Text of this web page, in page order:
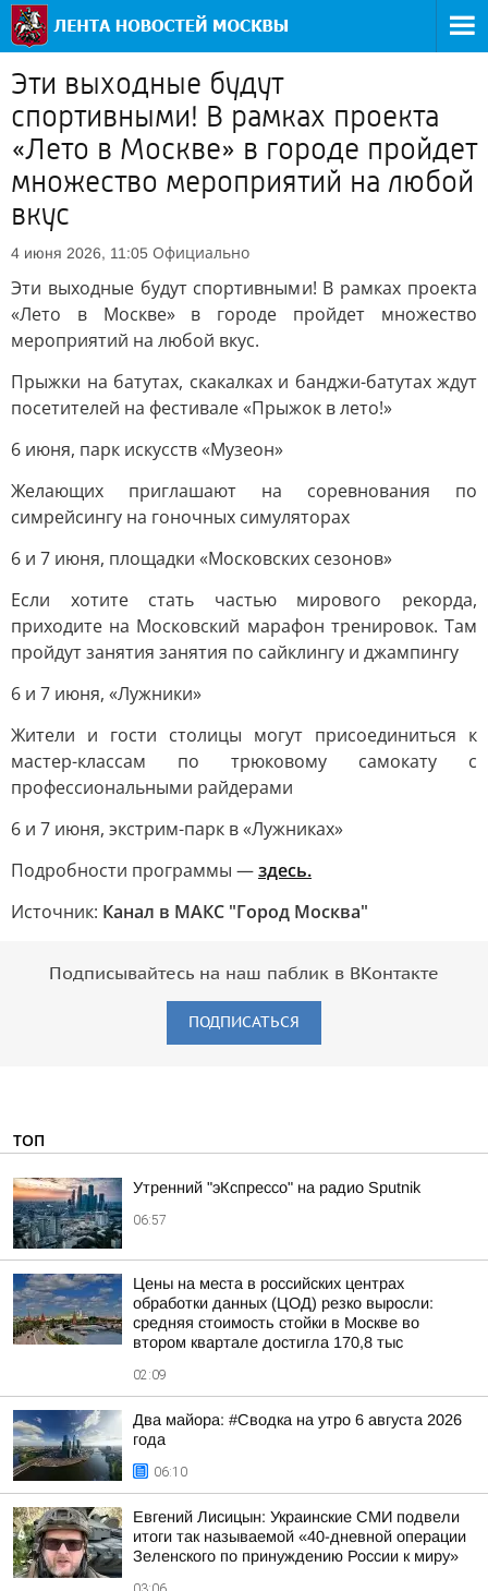
Эти выходные будут
спортивными! В рамках проекта
«Лето в Москве» в городе пройдет
множество мероприятий на любой
вкус
4 июня 2026, 11:05 Официально
Эти выходные будут спортивными! В рамках проекта
«Лето в Москве» в городе пройдет множество
мероприятий на любой вкус.
Прыжки на батутах, скакалках и банджи-батутах ждут
посетителей на фестивале «Прыжок в лето!»
6 июня, парк искусств «Музеон»
Желающих приглашают на соревнования по
симрейсингу на гоночных симуляторах
6 и 7 июня, площадки «Московских сезонов»
Если хотите стать частью мирового рекорда,
приходите на Московский марафон тренировок. Там
пройдут занятия занятия по сайклингу и джампингу
6 и 7 июня, «Лужники»
Жители и гости столицы могут присоединиться к
мастер-классам по трюковому самокату с
профессиональными райдерами
6 и 7 июня, экстрим-парк в «Лужниках»
Подробности программы —здесь.
Источник: Канал в МАКС "Город Москва"
Подписывайтесь на наш паблик в ВКонтакте
ПОДПИСАТЬСЯ
ТОП
Утренний "эКспрессо" на радио Sputnik
06:57
Цены на места в российских центрах
обработки данных (ЦОД) резко выросли:
средняя стоимость стойки в Москве во
втором квартале достигла 170,8 тыс
02:09
Два майора: #Сводка на утро 6 августа 2026
года
06:10
Евгений Лисицын: Украинские СМИ подвели
итоги так называемой «40-дневной операции
Зеленского по принуждению России к миру»